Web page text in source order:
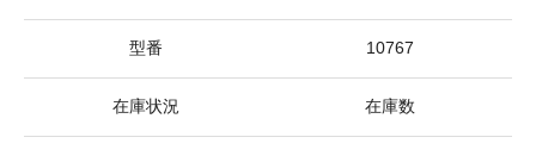
型番 10767
在庫状況 在庫数